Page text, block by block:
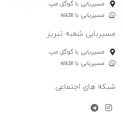
مسیریابی با گوگل مپ
مسیریابی با waze
مسیربابی شعبه تبریز
مسیریابی با گوگل مپ
مسیریابی با waze
شبکه های اجتماعی